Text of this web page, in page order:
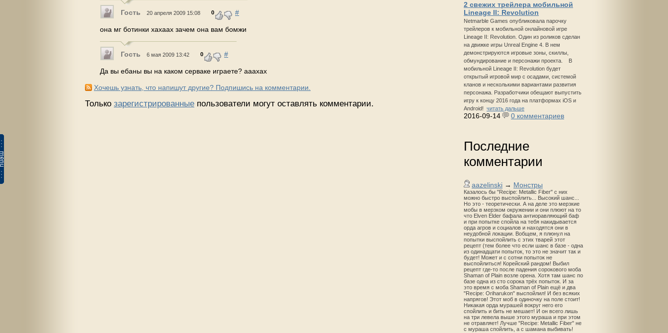
2 свежих трейлера мобильной
Lineage II: Revolution
Netmarble Games опубликовала парочку
трейлеров к мобильной онлайновой игре
Lineage II: Revolution. Один из роликов сделан
на движке игры Unreal Engine 4. В нем
демонстрируются игровые зоны, скиллы,
обмундирование и персонажи проекта. В
мобильной Lineage II: Revolution будет
открытый игровой мир с осадами, системой
кланов и несколькими вариантами развития
персонажа. Разработчики обещают выпустить
игру к концу 2016 года на платформах iOS и
Android! читать дальше
2016-09-14 0 комментариев
Последние
комментарии
aazelinski → Монстры
Казалось бы "Recipe: Metallic Fiber" с них
можно быстро выспойлить... Высокий шанс...
Но это - теоретически. А на деле это мерзкие
мобы в мерзком окружении и они плюют на то
что Elven Elder бафала антиоравляющий баф
и при попытке спойла на тебя накидывается
орда агров и социалов и находятся они в
неудобной локации. Вобщем, я плюнул на
попытки выспойлить с этих тварей этот
рецепт (тем более что если шанс в базе - одна
из одинадцати попыток, то это не значит так и
будет! Может и с сотни попыток не
выспойлиться! Корейский рандом! Выбил
рецепт где-то после падения сорокового моба
Shaman of Plain возле орена. Хотя там шанс по
базе одна из сто сорока трёх попыток. И за
это время с моба Shaman of Plain ещё и два
"Recipe: Oriharukon" выспойлил! И без всяких
напрягов! Этот моб в одиночку на поле стоит!
Никакая орда мурашей вокруг него его
спойлить и бить не мешает! И он всего лишь
на три левела выше этого мураша и при этом
не отравляет! Лучше "Recipe: Metallic Fiber" не
с мураша спойлить, а с шамана выбивать!
Гость 20 апреля 2009 15:08 0 #
она мг ботинки хахаах зачем она вам бомжи
Гость 6 мая 2009 13:42 0 #
Да вы ебаны вы на каком серваке играете? ааахах
Хочешь узнать, что напишут другие? Подпишись на комментарии.
Только зарегистрированные пользователи могут оставлять комментарии.